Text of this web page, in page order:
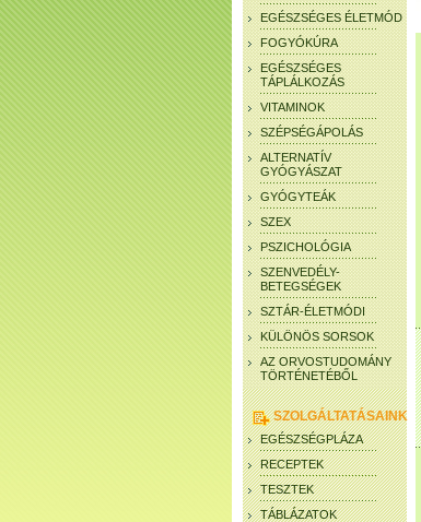
EGÉSZSÉGES ÉLETMÓD
FOGYÓKÚRA
EGÉSZSÉGES
TÁPLÁLKOZÁS
VITAMINOK
SZÉPSÉGÁPOLÁS
ALTERNATÍV
GYÓGYÁSZAT
GYÓGYTEÁK
SZEX
PSZICHOLÓGIA
SZENVEDÉLY-
BETEGSÉGEK
SZTÁR-ÉLETMÓDI
KÜLÖNÖS SORSOK
AZ ORVOSTUDOMÁNY
TÖRTÉNETÉBŐL
SZOLGÁLTATÁSAINK
EGÉSZSÉGPLÁZA
RECEPTEK
TESZTEK
TÁBLÁZATOK